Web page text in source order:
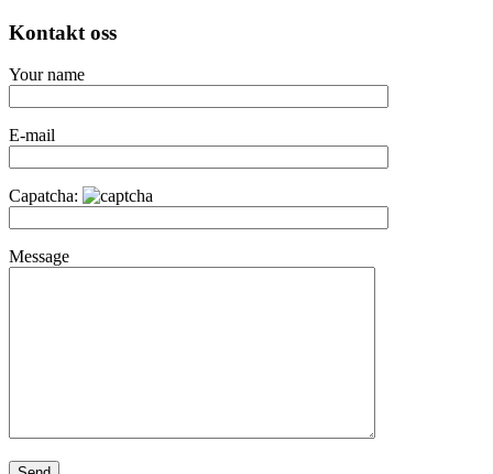
Kontakt oss
Your name
E-mail
Capatcha:
Message